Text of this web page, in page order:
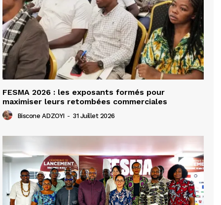
FESMA 2026 : les exposants formés pour
maximiser leurs retombées commerciales
Biscone ADZOYI - 31 Juillet 2026